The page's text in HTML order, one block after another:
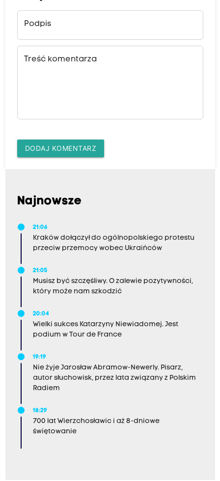
Podpis
Treść komentarza
DODAJ KOMENTARZ
Najnowsze
21:06
Kraków dołączył do ogólnopolskiego protestu
przeciw przemocy wobec Ukraińców
21:05
Musisz być szczęśliwy. O zalewie pozytywności,
który może nam szkodzić
20:04
Wielki sukces Katarzyny Niewiadomej. Jest
podium w Tour de France
19:19
Nie żyje Jarosław Abramow-Newerly. Pisarz,
autor słuchowisk, przez lata związany z Polskim
Radiem
18:29
700 lat Wierzchosławic i aż 8-dniowe
świętowanie